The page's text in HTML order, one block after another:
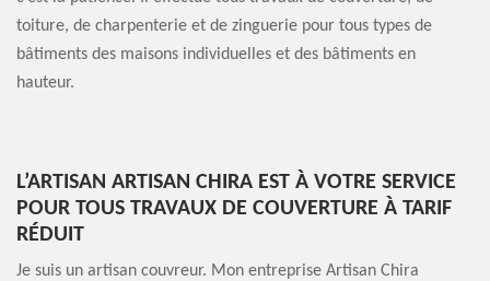
toiture, de charpenterie et de zinguerie pour tous types de
bâtiments des maisons individuelles et des bâtiments en
hauteur.
L’ARTISAN ARTISAN CHIRA EST À VOTRE SERVICE
POUR TOUS TRAVAUX DE COUVERTURE À TARIF
RÉDUIT
Je suis un artisan couvreur. Mon entreprise Artisan Chira